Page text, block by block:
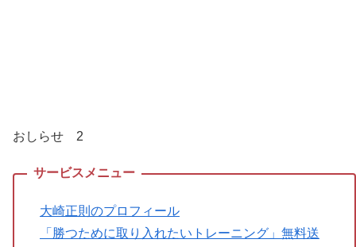
おしらせ 2
大崎正則のプロフィール
「勝つために取り入れたいトレーニング」無料送